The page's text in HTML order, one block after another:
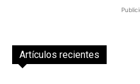
Artículos recientes